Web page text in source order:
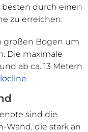
besten durch einen
zu erreichen.
großen Bogen um
Die maximale
ab ca. 13 Metern
.
sind die
Wand, die stark an